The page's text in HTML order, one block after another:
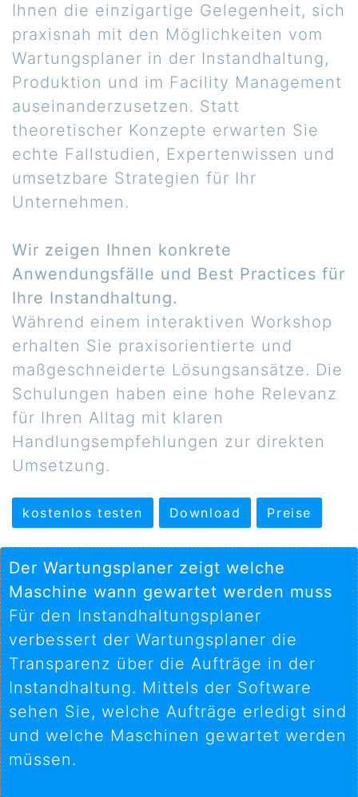
Ihnen die einzigartige Gelegenheit, sich
praxisnah mit den Möglichkeiten vom
Wartungsplaner in der Instandhaltung,
Produktion und im Facility Management
auseinanderzusetzen. Statt
theoretischer Konzepte erwarten Sie
echte Fallstudien, Expertenwissen und
umsetzbare Strategien für Ihr
Unternehmen.
Wir zeigen Ihnen konkrete
Anwendungsfälle und Best Practices für
Ihre Instandhaltung.
Während einem interaktiven Workshop
erhalten Sie praxisorientierte und
maßgeschneiderte Lösungsansätze. Die
Schulungen haben eine hohe Relevanz
für Ihren Alltag mit klaren
Handlungsempfehlungen zur direkten
Umsetzung.
kostenlos testen Download Preise
Der Wartungsplaner zeigt welche
Maschine wann gewartet werden muss
Für den Instandhaltungsplaner
verbessert der Wartungsplaner die
Transparenz über die Aufträge in der
Instandhaltung. Mittels der Software
sehen Sie, welche Aufträge erledigt sind
und welche Maschinen gewartet werden
müssen.